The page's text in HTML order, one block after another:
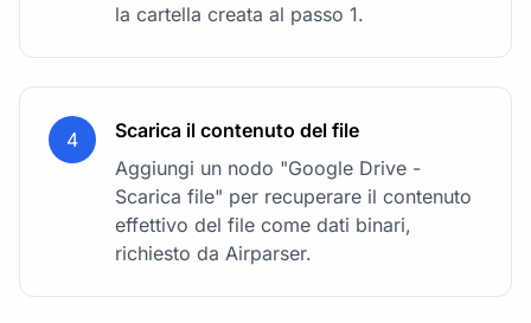
la cartella creata al passo 1.
4
Scarica il contenuto del file
Aggiungi un nodo "Google Drive -
Scarica file" per recuperare il contenuto
effettivo del file come dati binari,
richiesto da Airparser.